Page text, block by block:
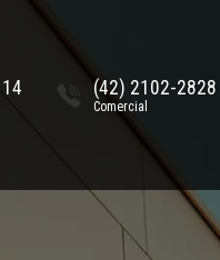
(42) 2102-2828
Comercial